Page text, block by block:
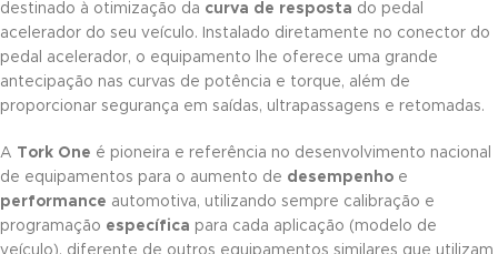
destinado à otimização da curva de resposta do pedal
acelerador do seu veículo. Instalado diretamente no conector do
pedal acelerador, o equipamento lhe oferece uma grande
antecipação nas curvas de potência e torque, além de
proporcionar segurança em saídas, ultrapassagens e retomadas.
A Tork One é pioneira e referência no desenvolvimento nacional
de equipamentos para o aumento de desempenho e
performance automotiva, utilizando sempre calibração e
programação específica para cada aplicação (modelo de